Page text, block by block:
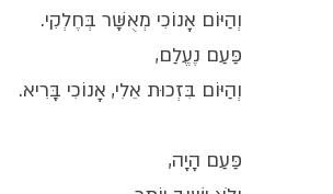
וְהַיּוֹם אָנוֹכִי מְאֻשָּׁר בְּחֶלְקִי.
פַּעַם נֶעֱלַם,
וְהַיּוֹם בִּזְכוּת אֵלִי, אָנוֹכִי בָּרִיא.
פַּעַם הָיָה,